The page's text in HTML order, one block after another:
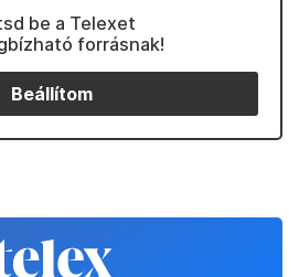
be a Telexet
forrásnak!
Beállítom